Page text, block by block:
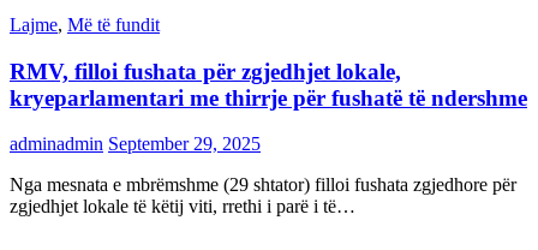
Lajme, Më të fundit
RMV, filloi fushata për zgjedhjet lokale,
kryeparlamentari me thirrje për fushatë të ndershme
adminadmin September 29, 2025
Nga mesnata e mbrëmshme (29 shtator) filloi fushata zgjedhore për
zgjedhjet lokale të këtij viti, rrethi i parë i të…